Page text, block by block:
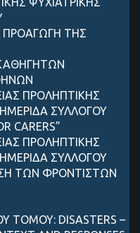
ΠΡΟΑΓΩΓΗ ΤΗΣ
ΠΡΟΛΗΠΤΙΚΗΣ
ΣΥΛΛΟΓΟΥ
CARERS”
ΠΡΟΛΗΠΤΙΚΗΣ
ΣΥΛΛΟΓΟΥ
ΤΩΝ ΦΡΟΝΤΙΣΤΩΝ
ΤΟΜΟΥ: DISASTERS –